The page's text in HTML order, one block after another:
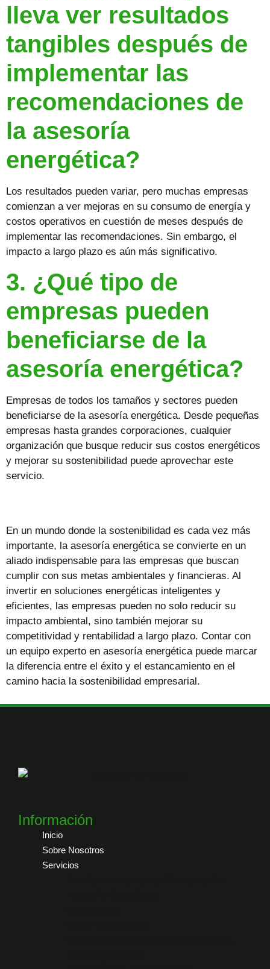
lleva ver resultados
tangibles después de
implementar las
recomendaciones de
la asesoría
energética?
Los resultados pueden variar, pero muchas empresas
comienzan a ver mejoras en su consumo de energía y
costos operativos en cuestión de meses después de
implementar las recomendaciones. Sin embargo, el
impacto a largo plazo es aún más significativo.
3. ¿Qué tipo de
empresas pueden
beneficiarse de la
asesoría energética?
Empresas de todos los tamaños y sectores pueden
beneficiarse de la asesoría energética. Desde pequeñas
empresas hasta grandes corporaciones, cualquier
organización que busque reducir sus costos energéticos
y mejorar su sostenibilidad puede aprovechar este
servicio.
En un mundo donde la sostenibilidad es cada vez más
importante, la asesoría energética se convierte en un
aliado indispensable para las empresas que buscan
cumplir con sus metas ambientales y financieras. Al
invertir en soluciones energéticas inteligentes y
eficientes, las empresas pueden no solo reducir su
impacto ambiental, sino también mejorar su
competitividad y rentabilidad a largo plazo. Contar con
un equipo experto en asesoría energética puede marcar
la diferencia entre el éxito y el estancamiento en el
camino hacia la sostenibilidad empresarial.
Información
Inicio
Sobre Nosotros
Servicios